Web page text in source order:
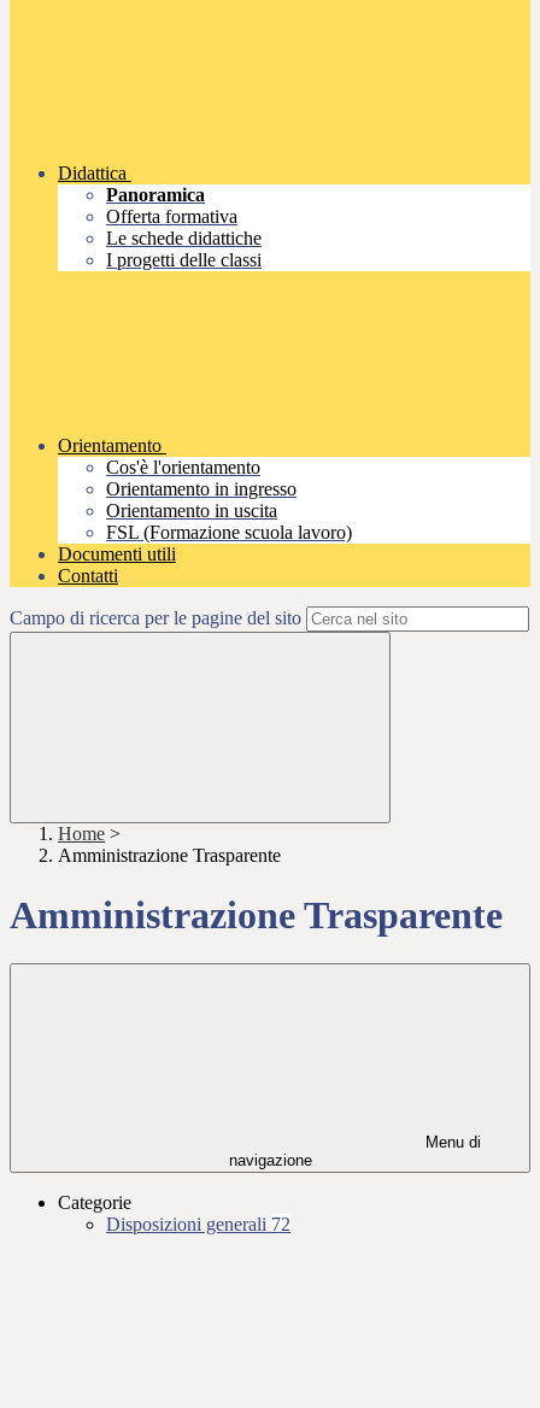
Didattica
Panoramica
Offerta formativa
Le schede didattiche
I progetti delle classi
Orientamento
Cos'è l'orientamento
Orientamento in ingresso
Orientamento in uscita
FSL (Formazione scuola lavoro)
Documenti utili
Contatti
Campo di ricerca per le pagine del sito
Home >
Amministrazione Trasparente
Amministrazione Trasparente
Menu di
navigazione
Categorie
Disposizioni generali 72